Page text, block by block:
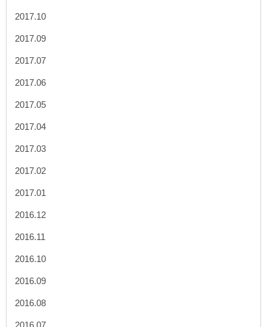
2017.10
2017.09
2017.07
2017.06
2017.05
2017.04
2017.03
2017.02
2017.01
2016.12
2016.11
2016.10
2016.09
2016.08
2016.07